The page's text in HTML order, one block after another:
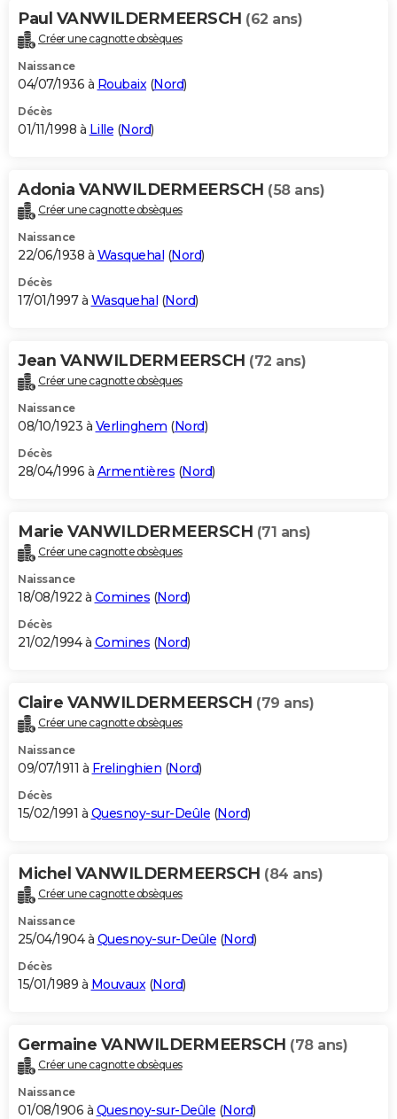
Paul VANWILDERMEERSCH (62 ans)
Créer une cagnotte obsèques
Naissance
04/07/1936 à Roubaix(Nord)
Décès
01/11/1998 à Lille (Nord)
Adonia VANWILDERMEERSCH (58 ans)
Créer une cagnotte obsèques
Naissance
22/06/1938 à Wasquehal (Nord)
Décès
17/01/1997 à Wasquehal (Nord)
Jean VANWILDERMEERSCH (72 ans)
Créer une cagnotte obsèques
Naissance
08/10/1923 à Verlinghem (Nord)
Décès
28/04/1996 à Armentières (Nord)
Marie VANWILDERMEERSCH (71 ans)
Créer une cagnotte obsèques
Naissance
18/08/1922 à Comines (Nord)
Décès
21/02/1994 à Comines (Nord)
Claire VANWILDERMEERSCH (79 ans)
Créer une cagnotte obsèques
Naissance
09/07/1911 à Frelinghien (Nord)
Décès
15/02/1991 à Quesnoy-sur-Deûle (Nord)
Michel VANWILDERMEERSCH (84 ans)
Créer une cagnotte obsèques
Naissance
25/04/1904 à Quesnoy-sur-Deûle (Nord)
Décès
15/01/1989 à Mouvaux(Nord)
Germaine VANWILDERMEERSCH (78 ans)
Créer une cagnotte obsèques
Naissance
01/08/1906 à Quesnoy-sur-Deûle (Nord)